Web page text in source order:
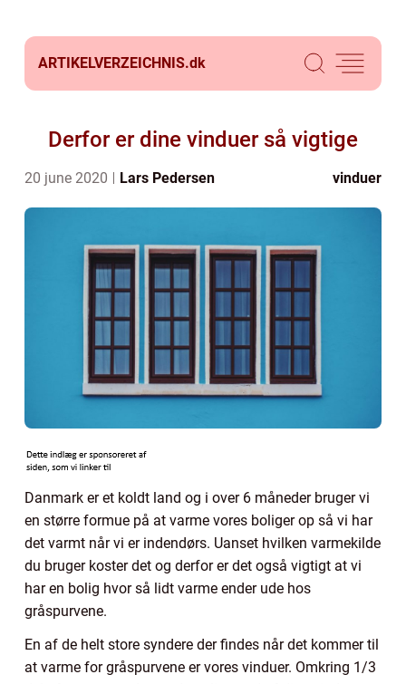
ARTIKELVERZEICHNIS.dk
Derfor er dine vinduer så vigtige
20 june 2020 Lars Pedersen vinduer
Danmark er et koldt land og i over 6 måneder bruger vi
en større formue på at varme vores boliger op så vi har
det varmt når vi er indendørs. Uanset hvilken varmekilde
du bruger koster det og derfor er det også vigtigt at vi
har en bolig hvor så lidt varme ender ude hos
gråspurvene.
En af de helt store syndere der findes når det kommer til
at varme for gråspurvene er vores vinduer. Omkring 1/3